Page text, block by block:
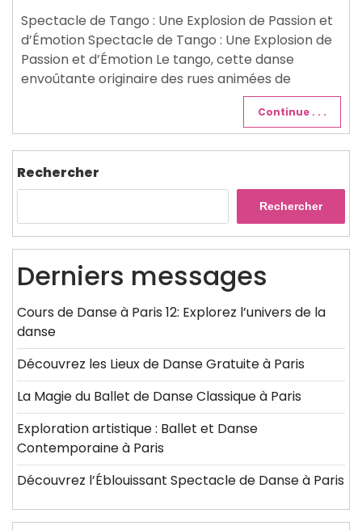
Spectacle de Tango : Une Explosion de Passion et
d’Émotion Spectacle de Tango : Une Explosion de
Passion et d’Émotion Le tango, cette danse
envoûtante originaire des rues animées de
Continue . . .
Rechercher
Rechercher
Derniers messages
Cours de Danse à Paris 12: Explorez l’univers de la
danse
Découvrez les Lieux de Danse Gratuite à Paris
La Magie du Ballet de Danse Classique à Paris
Exploration artistique : Ballet et Danse
Contemporaine à Paris
Découvrez l’Éblouissant Spectacle de Danse à Paris